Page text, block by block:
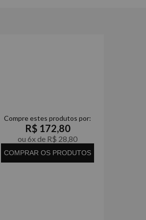
Compre estes produtos por:
R$ 172,80
ou 6x de R$ 28,80
COMPRAR OS PRODUTOS